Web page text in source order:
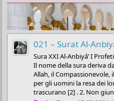
021 – Surat Al-
Sura XXI Al-Anbiyâ’ I
Il nome della sura deriva
Allah, il Compassionevole,
per gli uomini la resa dei
trascurano [2] . 2. Non